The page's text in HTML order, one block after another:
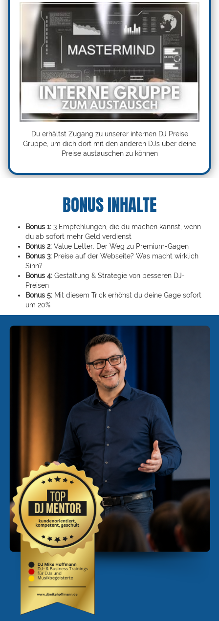
Du erhältst Zugang zu unserer internen DJ Preise
Gruppe, um dich dort mit den anderen DJs über deine
Preise austauschen zu können
BONUS INHALTE
Bonus 1: 3 Empfehlungen, die du machen kannst, wenn
du ab sofort mehr Geld verdienst
Bonus 2: Value Letter: Der Weg zu Premium-Gagen
Bonus 3: Preise auf der Webseite? Was macht wirklich
Sinn?
Bonus 4: Gestaltung & Strategie von besseren DJ-
Preisen
Bonus 5: Mit diesem Trick erhöhst du deine Gage sofort
um 20%